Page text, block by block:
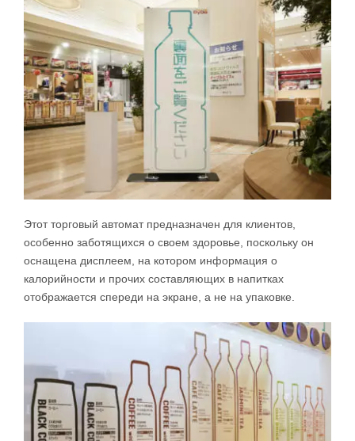
Этот торговый автомат предназначен для клиентов,
особенно заботящихся о своем здоровье, поскольку он
оснащена дисплеем, на котором информация о
калорийности и прочих составляющих в напитках
отображается спереди на экране, а не на упаковке.